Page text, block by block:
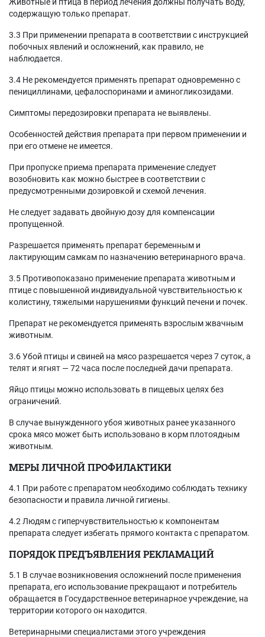
содержащую только препарат.
3.3 При применении препарата в соответствии с инструкцией
побочных явлений и осложнений, как правило, не
наблюдается.
3.4 Не рекомендуется применять препарат одновременно с
пенициллинами, цефалоспоринами и аминогликозидами.
Симптомы передозировки препарата не выявлены.
Особенностей действия препарата при первом применении и
при его отмене не имеется.
При пропуске приема препарата применение следует
возобновить как можно быстрее в соответствии с
предусмотренными дозировкой и схемой лечения.
Не следует задавать двойную дозу для компенсации
пропущенной.
Разрешается применять препарат беременным и
лактирующим самкам по назначению ветеринарного врача.
3.5 Противопоказано применение препарата животным и
птице с повышенной индивидуальной чувствительностью к
колистину, тяжелыми нарушениями функций печени и почек.
Препарат не рекомендуется применять взрослым жвачным
животным.
3.6 Убой птицы и свиней на мясо разрешается через 7 суток, а
телят и ягнят — 72 часа после последней дачи препарата.
Яйцо птицы можно использовать в пищевых целях без
ограничений.
В случае вынужденного убоя животных ранее указанного
срока мясо может быть использовано в корм плотоядным
животным.
МЕРЫ ЛИЧНОЙ ПРОФИЛАКТИКИ
4.1 При работе с препаратом необходимо соблюдать технику
безопасности и правила личной гигиены.
4.2 Людям с гиперчувствительностью к компонентам
препарата следует избегать прямого контакта с препаратом.
ПОРЯДОК ПРЕДЪЯВЛЕНИЯ РЕКЛАМАЦИЙ
5.1 В случае возникновения осложнений после применения
препарата, его использование прекращают и потребитель
обращается в Государственное ветеринарное учреждение, на
территории которого он находится.
Ветеринарными специалистами этого учреждения